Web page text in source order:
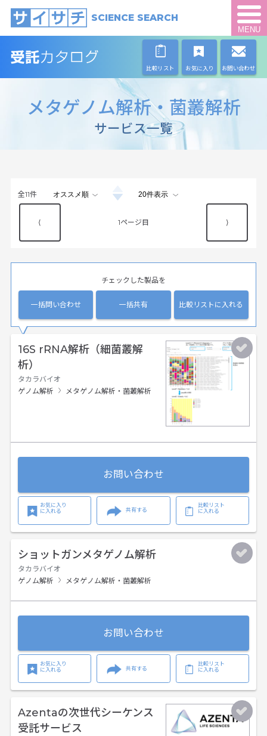
SCIENCE SEARCH
MENU
比較リスト お気に入り お問い合わせ
メタゲノム解析・菌叢解析
サービス一覧
全11件
⟨ 1 ⟩
チェックした製品を
一括問い合わせ 一括共有 比較リストに入れる
16S rRNA解析（細菌叢解
析）
タカラバイオ
ゲノム解析
メタゲノム解析・菌叢解析
お問い合わせ
お気に入り
に入れる
共有する
比較リスト
に入れる
ショットガンメタゲノム解析
タカラバイオ
ゲノム解析
メタゲノム解析・菌叢解析
お問い合わせ
お気に入り
に入れる
共有する
比較リスト
に入れる
Azentaの次世代シーケンス
受託サービス